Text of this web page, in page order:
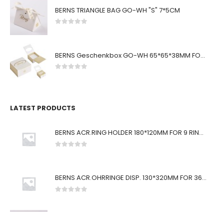
BERNS TRIANGLE BAG GO-WH "S" 7*5CM
BERNS Geschenkbox GO-WH 65*65*38MM FOR SMALL SETS
LATEST PRODUCTS
BERNS ACR.RING HOLDER 180*120MM FOR 9 RINGS
BERNS ACR.OHRRINGE DISP. 130*320MM FOR 36 PAIRS